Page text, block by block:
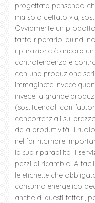
progettato pensando
ma solo gettato via,
Ovviamente un
tanto ripararlo, quindi
riparazione è ancora
controtendenza e
con una produzione
immaginate invece
invece la grande
(sostituendoli con
concorrenziali sul
della produttività. Il
nel far ritornare
la sua riparabilità, il
pezzi di ricambio. A
le etichette che
consumo energetico
anche di questi fattori,